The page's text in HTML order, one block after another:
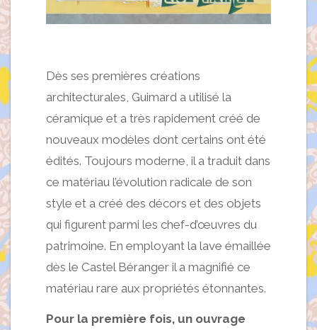
Dès ses premières créations
architecturales, Guimard a utilisé la
céramique et a très rapidement créé de
nouveaux modèles dont certains ont été
édités. Toujours moderne, il a traduit dans
ce matériau l’évolution radicale de son
style et a créé des décors et des objets
qui figurent parmi les chef-d’œuvres du
patrimoine. En employant la lave émaillée
dès le Castel Béranger il a magnifié ce
matériau rare aux propriétés étonnantes.
Pour la première fois, un ouvrage